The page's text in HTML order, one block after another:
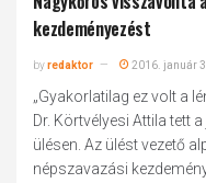
kezdeményezést
byredaktor 2016. január
„Gyakorlatilag ez volt a
Dr. Körtvélyesi Attila tett
ülésen. Az ülést vezető
népszavazási